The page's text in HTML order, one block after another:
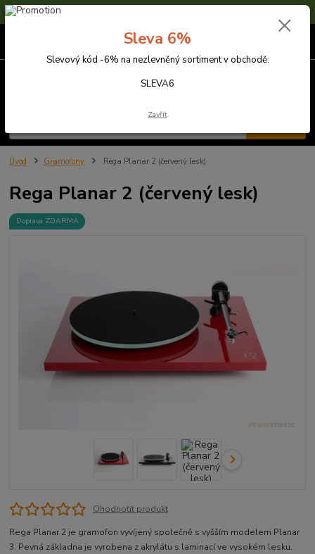
Sleva 6% na nezlevněné zboží s kódem SLEVA6
Úvod Gramofony Rega Planar 2 (červený lesk)
Rega Planar 2 (červený lesk)
Doprava ZDARMA
Ohodnotit produkt
Rega Planar 2 je gramofon vyvíjený společně s vyšším modelem Planar
3. Pevná základna je vyrobena z akrylátu s laminací ve vysokém lesku.
Sleva 6%
Slevový kód -6% na nezlevněný sortiment v obchodě:
SLEVA6
Zavřít